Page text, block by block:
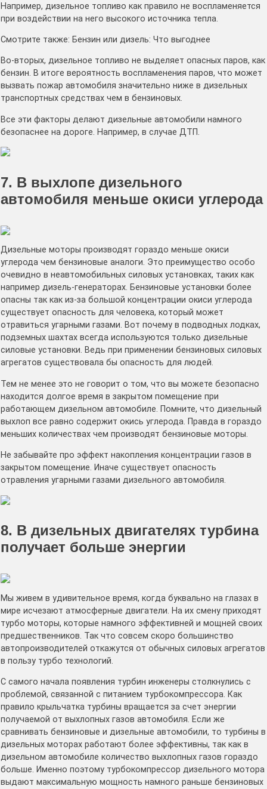
Например, дизельное топливо как правило не воспламеняется
при воздействии на него высокого источника тепла.
Смотрите также: Бензин или дизель: Что выгоднее
Во-вторых, дизельное топливо не выделяет опасных паров, как
бензин. В итоге вероятность воспламенения паров, что может
вызвать пожар автомобиля значительно ниже в дизельных
транспортных средствах чем в бензиновых.
Все эти факторы делают дизельные автомобили намного
безопаснее на дороге. Например, в случае ДТП.
7. В выхлопе дизельного
автомобиля меньше окиси углерода
Дизельные моторы производят гораздо меньше окиси
углерода чем бензиновые аналоги. Это преимущество особо
очевидно в неавтомобильных силовых установках, таких как
например дизель-генераторах. Бензиновые установки более
опасны так как из-за большой концентрации окиси углерода
существует опасность для человека, который может
отравиться угарными газами. Вот почему в подводных лодках,
подземных шахтах всегда используются только дизельные
силовые установки. Ведь при применении бензиновых силовых
агрегатов существовала бы опасность для людей.
Тем не менее это не говорит о том, что вы можете безопасно
находится долгое время в закрытом помещение при
работающем дизельном автомобиле. Помните, что дизельный
выхлоп все равно содержит окись углерода. Правда в гораздо
меньших количествах чем производят бензиновые моторы.
Не забывайте про эффект накопления концентрации газов в
закрытом помещение. Иначе существует опасность
отравления угарными газами дизельного автомобиля.
8. В дизельных двигателях турбина
получает больше энергии
Мы живем в удивительное время, когда буквально на глазах в
мире исчезают атмосферные двигатели. На их смену приходят
турбо моторы, которые намного эффективней и мощней своих
предшественников. Так что совсем скоро большинство
автопроизводителей откажутся от обычных силовых агрегатов
в пользу турбо технологий.
С самого начала появления турбин инженеры столкнулись с
проблемой, связанной с питанием турбокомпрессора. Как
правило крыльчатка турбины вращается за счет энергии
получаемой от выхлопных газов автомобиля. Если же
сравнивать бензиновые и дизельные автомобили, то турбины в
дизельных моторах работают более эффективны, так как в
дизельном автомобиле количество выхлопных газов гораздо
больше. Именно поэтому турбокомпрессор дизельного мотора
выдают максимальную мощность намного раньше бензиновых